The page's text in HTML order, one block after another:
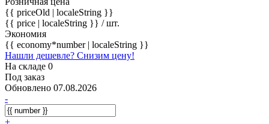
{{ priceOld | localeString }}
{{ price | localeString }} / шт.
Экономия
{{ economy*number | localeString }}
Нашли дешевле? Снизим цену!
На складе 0
Под заказ
Обновлено 07.08.2026
-
+